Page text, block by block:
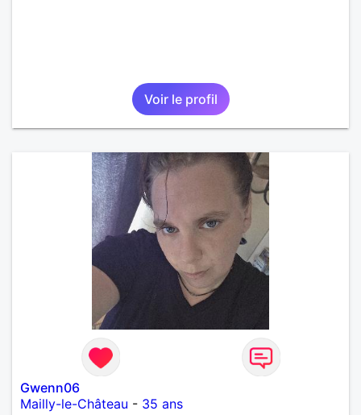
Voir le profil
Gwenn06
Mailly-le-Château - 35 ans